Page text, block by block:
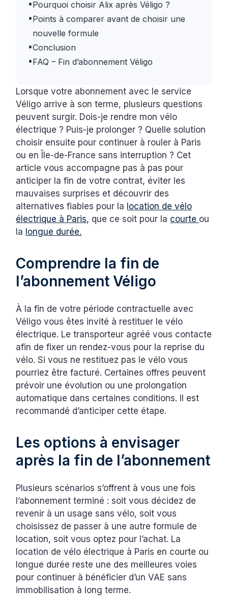
•Pourquoi choisir Alix après Véligo ?
•Points à comparer avant de choisir une
nouvelle formule
•Conclusion
•FAQ – Fin d’abonnement Véligo
Lorsque votre abonnement avec le service
Véligo arrive à son terme, plusieurs questions
peuvent surgir. Dois-je rendre mon vélo
électrique ? Puis-je prolonger ? Quelle solution
choisir ensuite pour continuer à rouler à Paris
ou en Île-de-France sans interruption ? Cet
article vous accompagne pas à pas pour
anticiper la fin de votre contrat, éviter les
mauvaises surprises et découvrir des
alternatives fiables pour la location de vélo
électrique à Paris, que ce soit pour la courte ou
la longue durée.
Comprendre la fin de
l’abonnement Véligo
À la fin de votre période contractuelle avec
Véligo vous êtes invité à restituer le vélo
électrique. Le transporteur agréé vous contacte
afin de fixer un rendez-vous pour la reprise du
vélo. Si vous ne restituez pas le vélo vous
pourriez être facturé. Certaines offres peuvent
prévoir une évolution ou une prolongation
automatique dans certaines conditions. Il est
recommandé d’anticiper cette étape.
Les options à envisager
après la fin de l’abonnement
Plusieurs scénarios s’offrent à vous une fois
l’abonnement terminé : soit vous décidez de
revenir à un usage sans vélo, soit vous
choisissez de passer à une autre formule de
location, soit vous optez pour l’achat. La
location de vélo électrique à Paris en courte ou
longue durée reste une des meilleures voies
pour continuer à bénéficier d’un VAE sans
immobilisation à long terme.